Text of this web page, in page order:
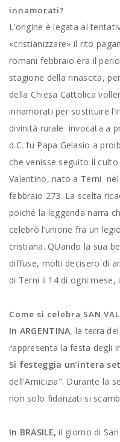
innamorati?
L’origine è legata al
«cristianizzare» il rito
romani febbraio era il
stagione della rinascita,
della Chiesa Cattolica
innamorati per sostituire
divinità rurale invocata a
d.C. fu Papa Gelasio a
che venisse seguito il
Valentino, nato a Terni
febbraio 273. La scelta
poiché la leggenda narra
celebrò l’unione fra un
cristiana. QUando la sua
diffuse, molti decisero di
di Terni il 14 di ogni
Come si celebra SAN
In ARGENTINA, la terra
rappresenta la festa degli
Si festeggia un’intera
dell'Amicizia". Durante la
non solo fidanzati si
In BRASILE, il giorno di